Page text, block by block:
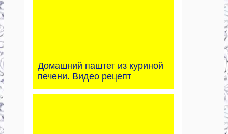
Домашний паштет из куриной
печени. Видео рецепт